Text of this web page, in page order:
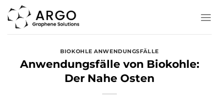
Zum
Inhalt
springen
BIOKOHLE ANWENDUNGSFÄLLE
Anwendungsfälle von Biokohle:
Der Nahe Osten